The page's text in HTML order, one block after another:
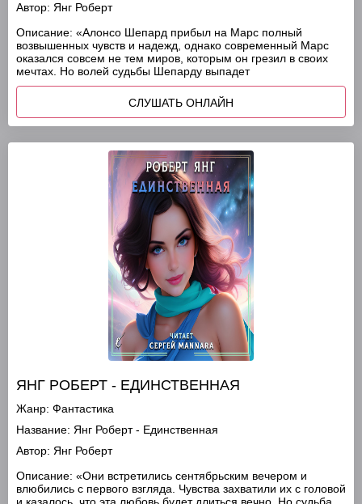
Автор: Янг Роберт
Описание: «Алонсо Шепард прибыл на Марс полный
возвышенных чувств и надежд, однако современный Марс
оказался совсем не тем миров, которым он грезил в своих
мечтах. Но волей судьбы Шепарду выпадет
СЛУШАТЬ ОНЛАЙН
ЯНГ РОБЕРТ - ЕДИНСТВЕННАЯ
Жанр: Фантастика
Название: Янг Роберт - Единственная
Автор: Янг Роберт
Описание: «Они встретились сентябрьским вечером и
влюбились с первого взгляда. Чувства захватили их с головой